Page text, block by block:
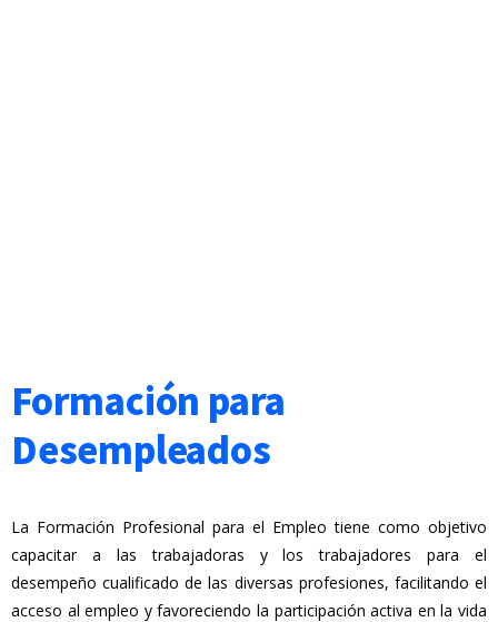
Formación para
Desempleados
La Formación Profesional para el Empleo tiene como objetivo
capacitar a las trabajadoras y los trabajadores para el
desempeño cualificado de las diversas profesiones, facilitando el
acceso al empleo y favoreciendo la participación activa en la vida